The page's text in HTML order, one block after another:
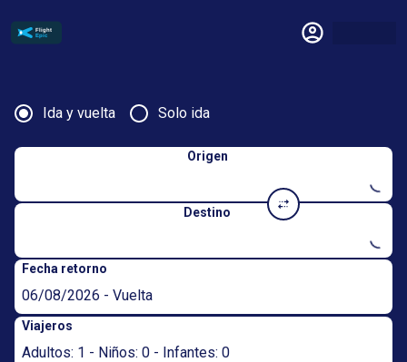
Ida y vuelta Solo ida
Origen
Destino
Fecha retorno
06/08/2026 - Vuelta
Viajeros
Adultos: 1 - Niños: 0 - Infantes: 0